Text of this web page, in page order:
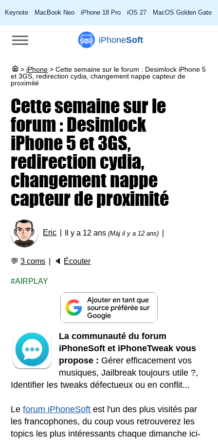
Keynote MacBook Neo iPhone 18 Pro iOS 27 MacOS Golden Gate
iPhoneSoft
> iPhone > Cette semaine sur le forum : Desimlock iPhone 5
et 3GS, redirection cydia, changement nappe capteur de
proximité
Cette semaine sur le
forum : Desimlock
iPhone 5 et 3GS,
redirection cydia,
changement nappe
capteur de proximité
Eric Il y a 12 ans(Màj il y a 12 ans)
💬3 coms 🔈 Écouter
AIRPLAY
La communauté du forum
iPhoneSoft et iPhoneTweak vous
propose : Gérer efficacement vos
musiques, Jailbreak toujours utile ?,
Identifier les tweaks défectueux ou en conflit...
Leforum iPhoneSoft est l'un des plus visités par
les francophones, du coup vous retrouverez les
topics les plus intéressants chaque dimanche ici-